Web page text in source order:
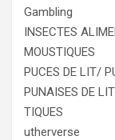
Gambling
INSECTES
MOUSTIQUES
PUCES DE LIT/
PUNAISES DE LIT
TIQUES
utherverse